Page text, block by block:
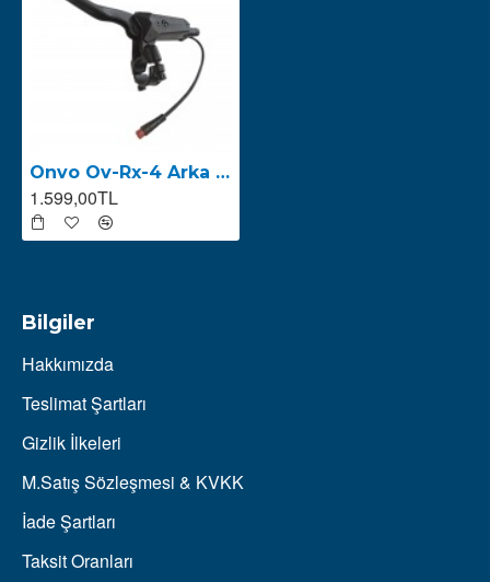
Onvo Ov-Rx-4 Arka Fren Kolu ( Sol Fren Kolu ) NUTT
1.599,00TL
Bilgiler
Hakkımızda
Teslimat Şartları
Gizlik İlkeleri
M.Satış Sözleşmesi & KVKK
İade Şartları
Taksit Oranları